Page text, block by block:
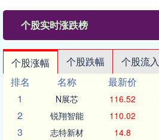
个股实时涨跌榜
个股涨幅 个股跌幅 个股流入
排名
名称 最新价
1
N展芯 116.52
2 锐翔智能 110.02
3 志特新材 14.8